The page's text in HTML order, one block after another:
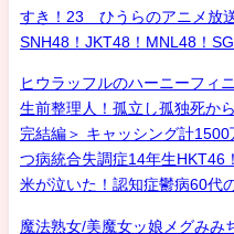
すき！23 ひうらのアニメ放
SNH48！JKT48！MNL48！
ヒウラッフルのハーニーフィ
生前整理人！孤立し孤独死か
完結編＞ キャッシング計
つ病統合失調症14年生HKT46
米が泣いた！認知症鬱病60代
魔法熟女/美魔女ッ娘メグみみ